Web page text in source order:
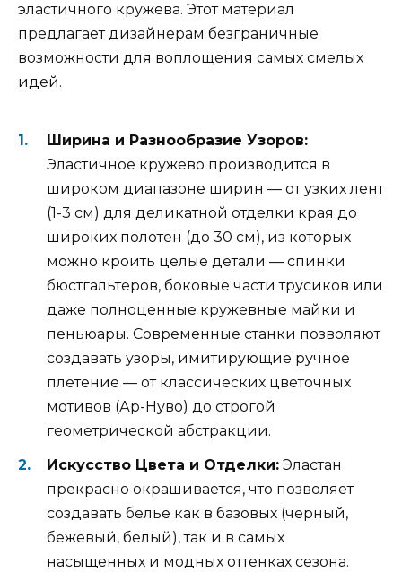
эластичного кружева. Этот материал
предлагает дизайнерам безграничные
возможности для воплощения самых смелых
идей.
Ширина и Разнообразие Узоров:
Эластичное кружево производится в
широком диапазоне ширин — от узких лент
(1-3 см) для деликатной отделки края до
широких полотен (до 30 см), из которых
можно кроить целые детали — спинки
бюстгальтеров, боковые части трусиков или
даже полноценные кружевные майки и
пеньюары. Современные станки позволяют
создавать узоры, имитирующие ручное
плетение — от классических цветочных
мотивов (Ар-Нуво) до строгой
геометрической абстракции.
Искусство Цвета и Отделки: Эластан
прекрасно окрашивается, что позволяет
создавать белье как в базовых (черный,
бежевый, белый), так и в самых
насыщенных и модных оттенках сезона.